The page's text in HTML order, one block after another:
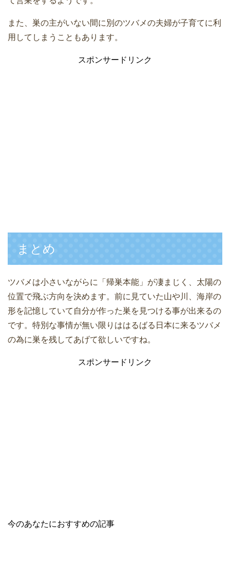
また、巣の主がいない間に別のツバメの夫婦が子育てに利
用してしまうこともあります。
スポンサードリンク
まとめ
ツバメは小さいながらに「帰巣本能」が凄まじく、太陽の
位置で飛ぶ方向を決めます。前に見ていた山や川、海岸の
形を記憶していて自分が作った巣を見つける事が出来るの
です。特別な事情が無い限りははるばる日本に来るツバメ
の為に巣を残してあげて欲しいですね。
スポンサードリンク
今のあなたにおすすめの記事